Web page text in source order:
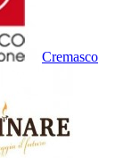
Cremasco